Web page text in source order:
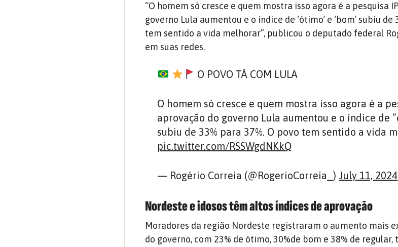
“O homem só cresce e quem mostra isso agora é a pesquisa
governo Lula aumentou e o índice de ‘ótimo’ e ‘bom’ subiu de
tem sentido a vida melhorar”, publicou o deputado federal
em suas redes.
O POVO TÁ COM LULA
O homem só cresce e quem mostra isso agora é a
aprovação do governo Lula aumentou e o índice de
subiu de 33% para 37%. O povo tem sentido a vida
pic.twitter.com/RSSWgdNKkQ
— Rogério Correia (@RogerioCorreia_) July 11, 2024
Nordeste e idosos têm altos índices de aprovação
Moradores da região Nordeste registraram o aumento mais
do governo, com 23% de ótimo, 30%de bom e 38% de